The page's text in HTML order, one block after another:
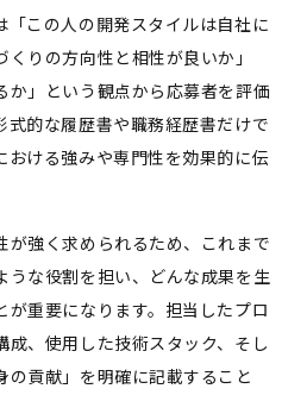
「この人の開発スタイルは自社に
りの方向性と相性が良いか」
か」という観点から応募者を評価
式的な履歴書や職務経歴書だけで
おける強みや専門性を効果的に伝
が強く求められるため、これまで
うな役割を担い、どんな成果を生
が重要になります。担当したプロ
成、使用した技術スタック、そし
の貢献」を明確に記載すること